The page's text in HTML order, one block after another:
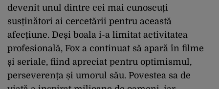
devenit unul dintre cei mai cunoscuți
susținători ai cercetării pentru această
afecțiune. Deși boala i-a limitat activitatea
profesională, Fox a continuat să apară în filme
și seriale, fiind apreciat pentru optimismul,
perseverența și umorul său. Povestea sa de